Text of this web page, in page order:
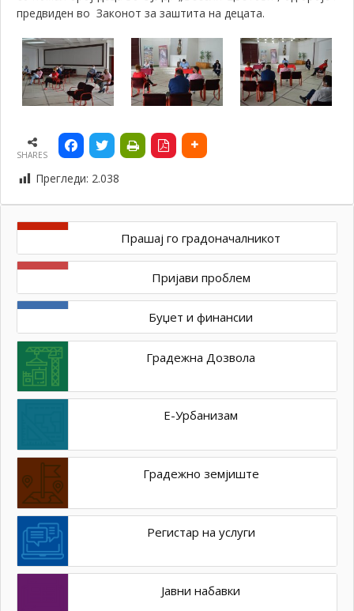
предвиден во Законот за заштита на децата.
SHARES
Прегледи: 2.038
Прашај го градоначалникот
Пријави проблем
Буџет и финансии
Градежна Дозвола
Е-Урбанизам
Градежно земјиште
Регистар на услуги
Јавни набавки